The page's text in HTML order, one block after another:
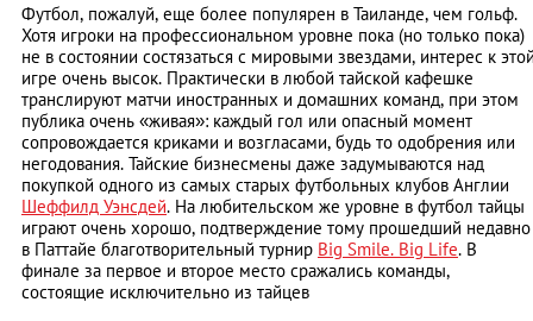
Футбол, пожалуй, еще более популярен в Таиланде, чем гольф.
Хотя игроки на профессиональном уровне пока (но только пока)
не в состоянии состязаться с мировыми звездами, интерес к
игре очень высок. Практически в любой тайской кафешке
транслируют матчи иностранных и домашних команд, при этом
публика очень «живая»: каждый гол или опасный момент
сопровождается криками и возгласами, будь то одобрения или
негодования. Тайские бизнесмены даже задумываются над
покупкой одного из самых старых футбольных клубов Англии
Шеффилд Уэнсдей. На любительском же уровне в футбол тайцы
играют очень хорошо, подтверждение тому прошедший недавно
в Паттайе благотворительный турнир Big Smile. Big Life. В
финале за первое и второе место сражались команды,
состоящие исключительно из тайцев